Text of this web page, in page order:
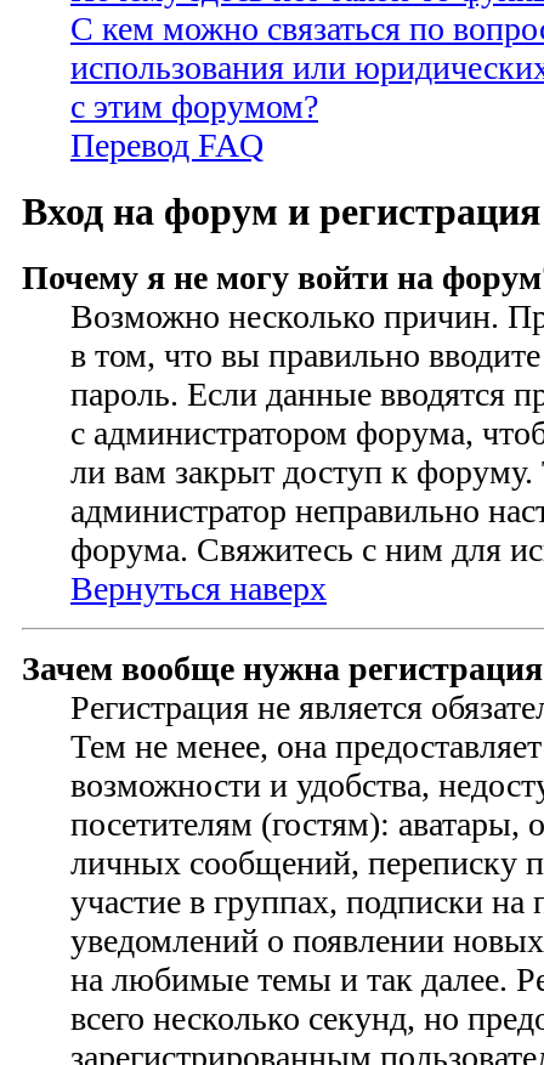
С кем можно связаться по
использования или
с этим форумом?
Перевод FAQ
Вход на форум и регистрация
Почему я не могу войти на
Возможно несколько причин.
в том, что вы правильно
пароль. Если данные вводятся
с администратором форума,
ли вам закрыт доступ к
администратор неправильно
форума. Свяжитесь с ним для
Вернуться наверх
Зачем вообще нужна
Регистрация не является
Тем не менее, она
возможности и удобства,
посетителям (гостям): аватары,
личных сообщений, переписку
участие в группах, подписки на
уведомлений о появлении
на любимые темы и так далее.
всего несколько секунд, но
зарегистрированным